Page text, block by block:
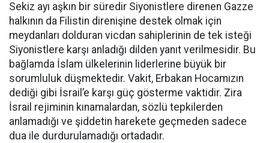
Sekiz ayı aşkın bir süredir Siyonistlere direnen Gazze
halkının da Filistin direnişine destek olmak için
meydanları dolduran vicdan sahiplerinin de tek isteği
Siyonistlere karşı anladığı dilden yanıt verilmesidir. Bu
bağlamda İslam ülkelerinin liderlerine büyük bir
sorumluluk düşmektedir. Vakit, Erbakan Hocamızın
dediği gibi İsrail’e karşı güç gösterme vaktidir. Zira
İsrail rejiminin kınamalardan, sözlü tepkilerden
anlamadığı ve şiddetin harekete geçmeden sadece
dua ile durdurulamadığı ortadadır.